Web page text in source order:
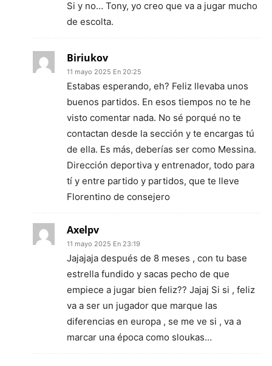
Si y no… Tony, yo creo que va a jugar mucho
de escolta.
Biriukov
11 mayo 2025 En 20:25
Estabas esperando, eh? Feliz llevaba unos
buenos partidos. En esos tiempos no te he
visto comentar nada. No sé porqué no te
contactan desde la sección y te encargas tú
de ella. Es más, deberías ser como Messina.
Dirección deportiva y entrenador, todo para
tí y entre partido y partidos, que te lleve
Florentino de consejero
Axelpv
11 mayo 2025 En 23:19
Jajajaja después de 8 meses , con tu base
estrella fundido y sacas pecho de que
empiece a jugar bien feliz?? Jajaj Si si , feliz
va a ser un jugador que marque las
diferencias en europa , se me ve si , va a
marcar una época como sloukas…